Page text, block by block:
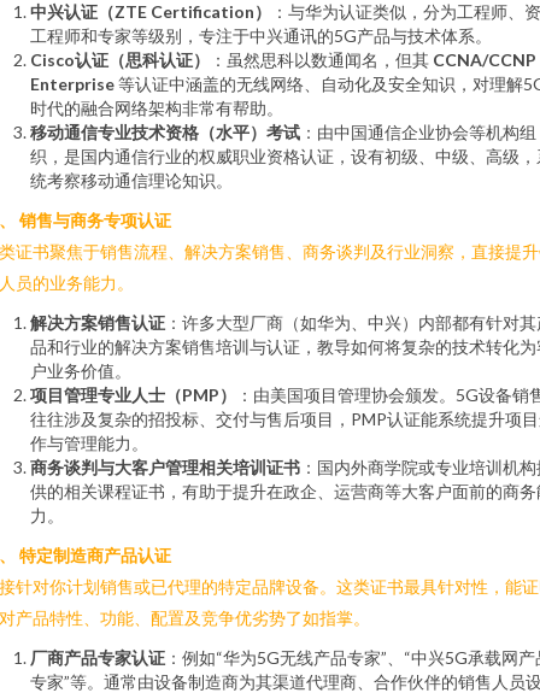
中兴认证（ZTE Certification）
：与华为认证类似，分为工程师、
工程师和专家等级别，专注于中兴通讯的5G产品与技术体系。
Cisco认证（思科认证）
：虽然思科以数通闻名，但其 CCNA/CCNP
Enterprise等认证中涵盖的无线网络、自动化及安全知识，对理解
时代的融合网络架构非常有帮助。
移动通信专业技术资格（水平）考试 ：由中国通信企业协会等机构组
织，是国内通信行业的权威职业资格认证，设有初级、中级、高级，
统考察移动通信理论知识。
销售与商务专项认证
证书聚焦于销售流程、解决方案销售、商务谈判及行业洞察，直接提
员的业务能力。
解决方案销售认证 ：许多大型厂商（如华为、中兴）内部都有针对
品和行业的解决方案销售培训与认证，教导如何将复杂的技术转化为
户业务价值。
项目管理专业人士（PMP）
：由美国项目管理协会颁发。5G设备销
往往涉及复杂的招投标、交付与售后项目，PMP认证能系统提升项
作与管理能力。
商务谈判与大客户管理相关培训证书 ：国内外商学院或专业培训机
供的相关课程证书，有助于提升在政企、运营商等大客户面前的商务
力。
特定制造商产品认证
针对你计划销售或已代理的特定品牌设备。这类证书最具针对性，能
产品特性、功能、配置及竞争优劣势了如指掌。
厂商产品专家认证 ：例如“华为5G无线产品专家”、“中兴5G承载网产
专家”等。通常由设备制造商为其渠道代理商、合作伙伴的销售人员